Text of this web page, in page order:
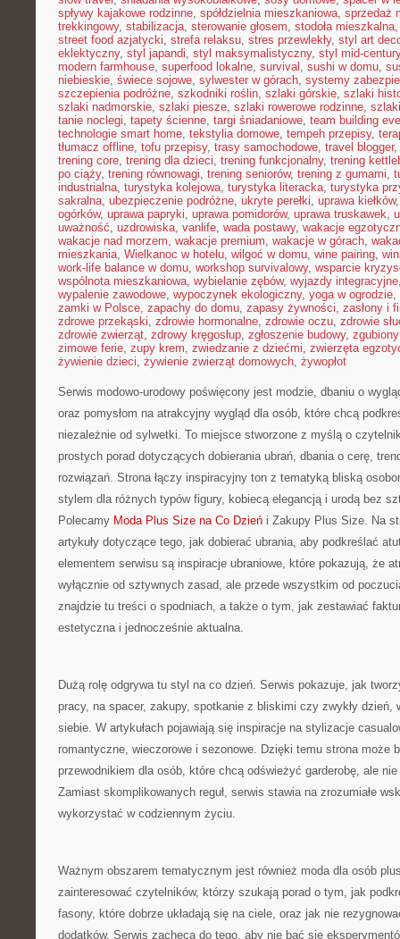
spływy kajakowe rodzinne, spółdzielnia mieszkaniowa, sprzedaż
trekkingowy, stabilizacja, sterowanie głosem, stodoła mieszkalna
street food azjatycki, strefa relaksu, stres przewlekły, styl art
eklektyczny, styl japandi, styl maksymalistyczny, styl mid-century
modern farmhouse, superfood lokalne, survival , sushi w domu,
niebieskie, świece sojowe, sylwester w górach, systemy
szczepienia podróżne, szkodniki roślin, szlaki górskie, szlaki
szlaki nadmorskie, szlaki piesze, szlaki rowerowe rodzinne,
tanie noclegi, tapety ścienne, targi śniadaniowe, team building
technologie smart home, tekstylia domowe, tempeh przepisy,
tłumacz offline, tofu przepisy, trasy samochodowe, travel blogger,
trening core, trening dla dzieci, trening funkcjonalny, trening
po ciąży, trening równowagi, trening seniorów, trening z gumami,
industrialna, turystyka kolejowa, turystyka literacka, turystyka
sakralna, ubezpieczenie podróżne, ukryte perełki, uprawa kiełków
ogórków, uprawa papryki, uprawa pomidorów, uprawa truskawek,
uważność, uzdrowiska, vanlife, wada postawy, wakacje
wakacje nad morzem, wakacje premium, wakacje w górach,
mieszkania, Wielkanoc w hotelu, wilgoć w domu, wine pairing,
work-life balance w domu, workshop survivalowy, wsparcie
wspólnota mieszkaniowa, wybielanie zębów, wyjazdy integracyjne
wypalenie zawodowe, wypoczynek ekologiczny, yoga w ogrodzie,
zamki w Polsce, zapachy do domu, zapasy żywności, zasłony i
zdrowe przekąski, zdrowie hormonalne, zdrowie oczu, zdrowie
zdrowie zwierząt, zdrowy kręgosłup, zgłoszenie budowy,
zimowe ferie, zupy krem, zwiedzanie z dziećmi, zwierzęta
żywienie dzieci, żywienie zwierząt domowych, żywopłot
Serwis modowo-urodowy poświęcony jest modzie, dbaniu o
oraz pomysłom na atrakcyjny wygląd dla osób, które chcą
niezależnie od sylwetki. To miejsce stworzone z myślą o
prostych porad dotyczących dobierania ubrań, dbania o cerę,
rozwiązań. Strona łączy inspiracyjny ton z tematyką bliską
stylem dla różnych typów figury, kobiecą elegancją i urodą bez
Polecamy Moda Plus Size na Co Dzień i Zakupy Plus Size. Na
artykuły dotyczące tego, jak dobierać ubrania, aby podkreślać
elementem serwisu są inspiracje ubraniowe, które pokazują, że
wyłącznie od sztywnych zasad, ale przede wszystkim od
znajdzie tu treści o spodniach, a także o tym, jak zestawiać
estetyczna i jednocześnie aktualna.
Dużą rolę odgrywa tu styl na co dzień. Serwis pokazuje, jak
pracy, na spacer, zakupy, spotkanie z bliskimi czy zwykły
siebie. W artykułach pojawiają się inspiracje na stylizacje
romantyczne, wieczorowe i sezonowe. Dzięki temu strona może
przewodnikiem dla osób, które chcą odświeżyć garderobę, ale
Zamiast skomplikowanych reguł, serwis stawia na zrozumiałe
wykorzystać w codziennym życiu.
Ważnym obszarem tematycznym jest również moda dla osób
zainteresować czytelników, którzy szukają porad o tym, jak
fasony, które dobrze układają się na ciele, oraz jak nie
dodatków. Serwis zachęca do tego, aby nie bać się